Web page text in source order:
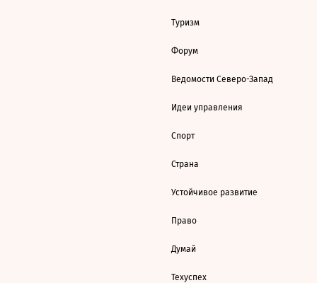
Туризм
Форум
Ведомости Северо-Запад
Идеи управления
Спорт
Страна
Устойчивое развитие
Право
Думай
Техуспех